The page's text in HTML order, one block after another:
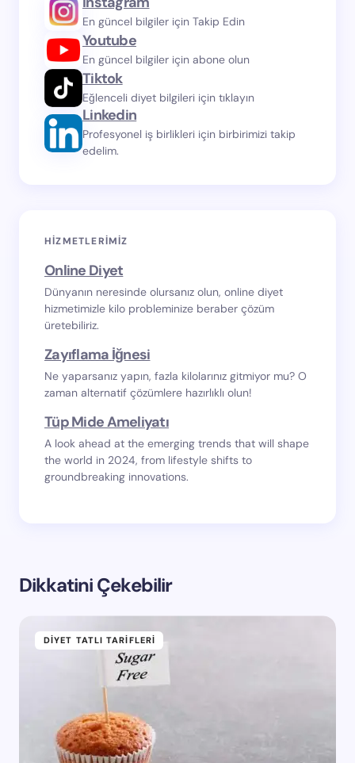
En güncel bilgiler için Takip Edin
Youtube
En güncel bilgiler için abone olun
Tiktok
Eğlenceli diyet bilgileri için tıklayın
Linkedin
Profesyonel iş birlikleri için birbirimizi takip
edelim.
HIZMETLERIMIZ
Online Diyet
Dünyanın neresinde olursanız olun, online diyet
hizmetimizle kilo probleminize beraber çözüm
üretebiliriz.
Zayıflama İğnesi
Ne yaparsanız yapın, fazla kilolarınız gitmiyor mu? O
zaman alternatif çözümlere hazırlıklı olun!
Tüp Mide Ameliyatı
A look ahead at the emerging trends that will shape
the world in 2024, from lifestyle shifts to
groundbreaking innovations.
Dikkatini Çekebilir
DIYET TATLI TARIFLERI